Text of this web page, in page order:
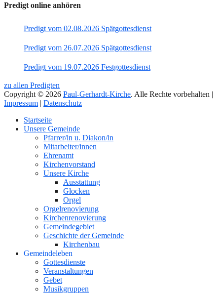
Predigt online anhören
Predigt vom 02.08.2026 Spätgottesdienst
Predigt vom 26.07.2026 Spätgottesdienst
Predigt vom 19.07.2026 Festgottesdienst
zu allen Predigten
Copyright © 2026 Paul-Gerhardt-Kirche. Alle Rechte vorbehalten |
Impressum | Datenschutz
oben
Startseite
Unsere Gemeinde
Pfarrer/in u. Diakon/in
Mitarbeiter/innen
Ehrenamt
Kirchenvorstand
Unsere Kirche
Ausstattung
Glocken
Orgel
Orgelrenovierung
Kirchenrenovierung
Gemeindegebiet
Geschichte der Gemeinde
Kirchenbau
Gemeindeleben
Gottesdienste
Veranstaltungen
Gebet
Musikgruppen